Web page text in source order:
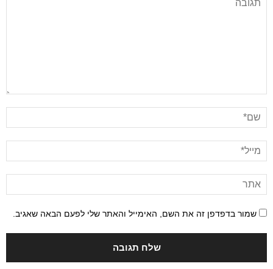
שמור בדפדפן זה את השם, האימייל והאתר שלי לפעם הבאה שאגיב.